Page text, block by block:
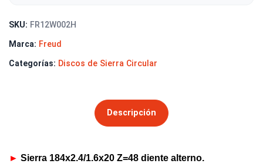
SKU: FR12W002H
Marca: Freud
Categorías: Discos de Sierra Circular
Descripción
► Sierra 184x2.4/1.6x20 Z=48 diente alterno.